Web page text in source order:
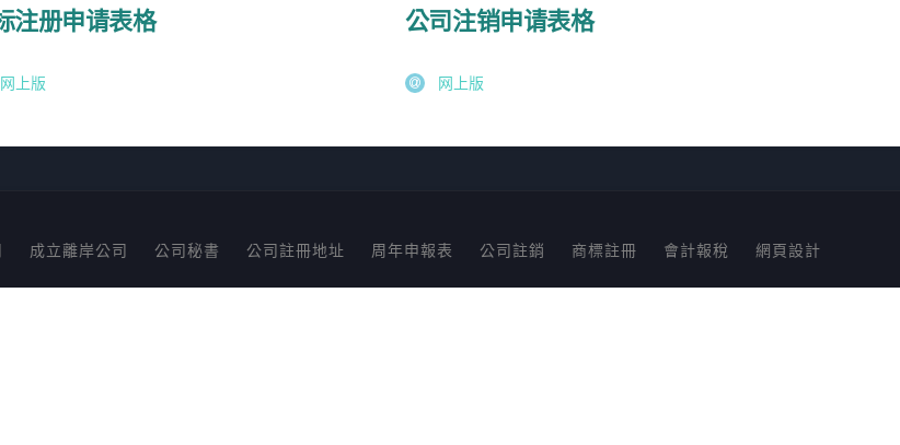
注册申请表格
网上版
公司注销申请表格
网上版
成立離岸公司 公司秘書 公司註冊地址 周年申報表 公司註銷 商標註冊 會計報稅 網頁設計